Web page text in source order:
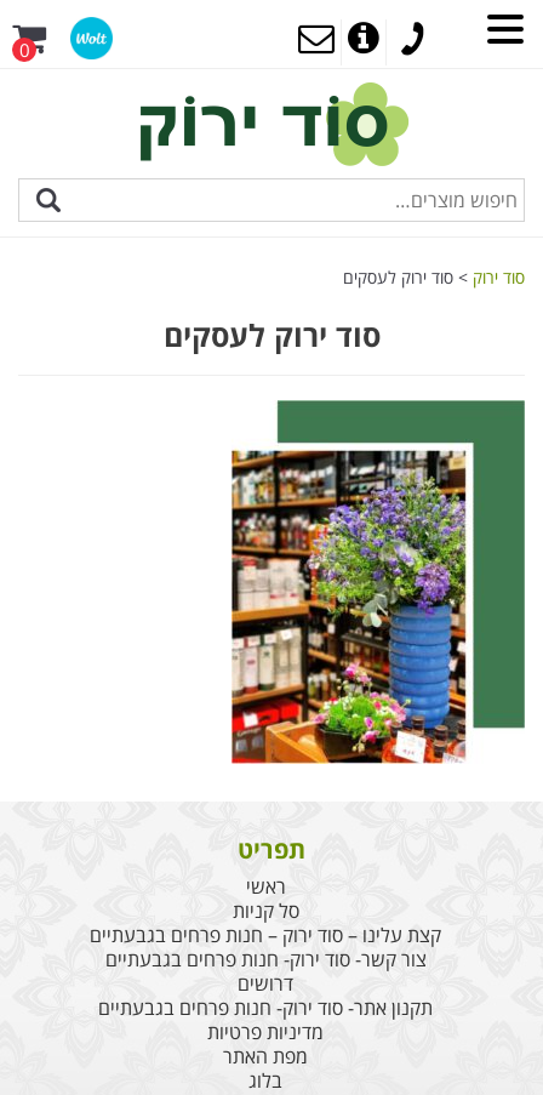
0
סוד ירוק > סוד ירוק לעסקים
סוד ירוק לעסקים
תפריט
ראשי
סל קניות
קצת עלינו – סוד ירוק – חנות פרחים בגבעתיים
צור קשר- סוד ירוק- חנות פרחים בגבעתיים
דרושים
תקנון אתר- סוד ירוק- חנות פרחים בגבעתיים
מדיניות פרטיות
מפת האתר
בלוג